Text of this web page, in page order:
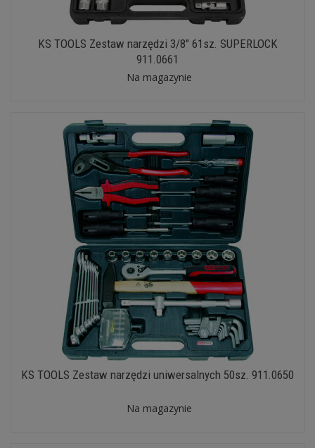
KS TOOLS Zestaw narzędzi 3/8" 61sz. SUPERLOCK
911.0661
Na magazynie
KS TOOLS Zestaw narzędzi uniwersalnych 50sz. 911.0650
Na magazynie